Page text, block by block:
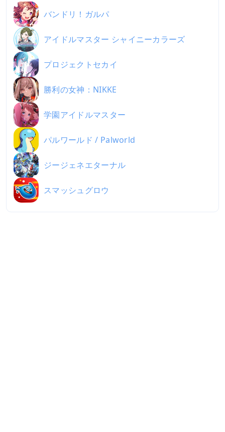
バンドリ！ガルパ
アイドルマスター シャイニーカラーズ
プロジェクトセカイ
勝利の女神：NIKKE
学園アイドルマスター
パルワールド / Palworld
ジージェネエターナル
スマッシュグロウ